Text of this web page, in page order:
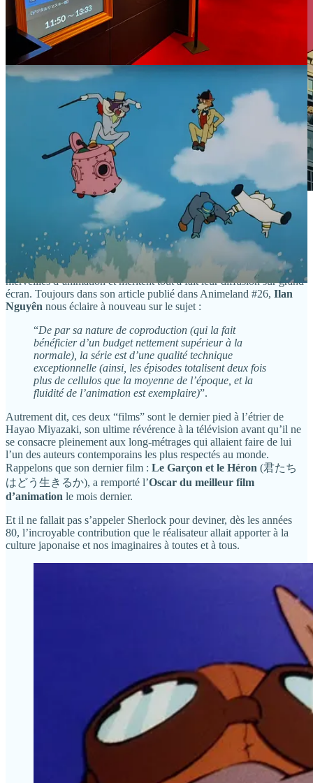
Le premier film Sherlock Holmes ne perd pas de temps
pour imposer son rythme et son humour, avec
l’apparition de cette étrange… créature ?
Oui, ces 4 épisodes parmi les 6 réalisés par Miyazaki sont des
merveilles d’animation et méritent tout à fait leur diffusion sur grand
écran. Toujours dans son article publié dans Animeland #26, Ilan
Nguyên nous éclaire à nouveau sur le sujet :
“De par sa nature de coproduction (qui la fait
bénéficier d’un budget nettement supérieur à la
normale), la série est d’une qualité technique
exceptionnelle (ainsi, les épisodes totalisent deux fois
plus de cellulos que la moyenne de l’époque, et la
fluidité de l’animation est exemplaire)”.
Autrement dit, ces deux “films” sont le dernier pied à l’étrier de
Hayao Miyazaki, son ultime révérence à la télévision avant qu’il ne
se consacre pleinement aux long-métrages qui allaient faire de lui
l’un des auteurs contemporains les plus respectés au monde.
Rappelons que son dernier film : Le Garçon et le Héron (君たち
はどう生きるか), a remporté l’Oscar du meilleur film
d’animation le mois dernier.
Et il ne fallait pas s’appeler Sherlock pour deviner, dès les années
80, l’incroyable contribution que le réalisateur allait apporter à la
culture japonaise et nos imaginaires à toutes et à tous.